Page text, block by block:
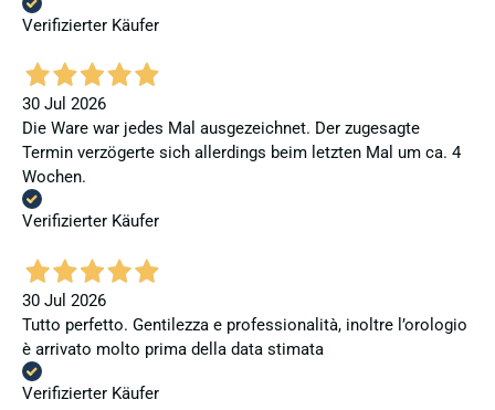
Verifizierter Käufer
30 Jul 2026
Die Ware war jedes Mal ausgezeichnet. Der zugesagte
Termin verzögerte sich allerdings beim letzten Mal um ca. 4
Wochen.
Verifizierter Käufer
30 Jul 2026
Tutto perfetto. Gentilezza e professionalità, inoltre l’orologio
è arrivato molto prima della data stimata
Verifizierter Käufer